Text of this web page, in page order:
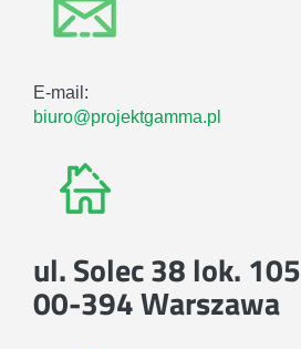
E-mail:
biuro@projektgamma.pl
ul. Solec 38 lok. 105
00-394 Warszawa